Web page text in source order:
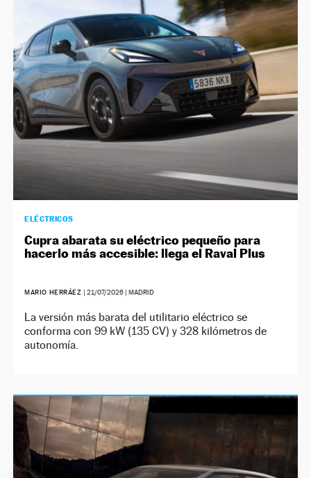
SÍGUENOS
ELÉCTRICOS
Cupra abarata su eléctrico pequeño para
hacerlo más accesible: llega el Raval Plus
MARIO HERRÁEZ |21/07/2026 | MADRID
La versión más barata del utilitario eléctrico se
conforma con 99 kW (135 CV) y 328 kilómetros de
autonomía.